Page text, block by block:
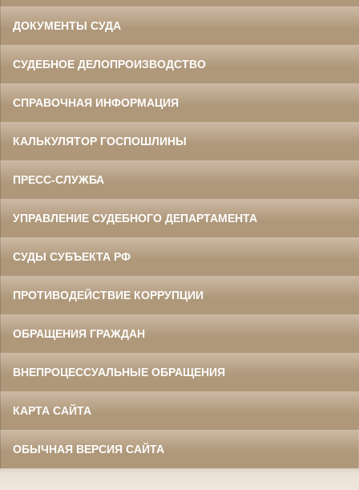
ДОКУМЕНТЫ СУДА
СУДЕБНОЕ ДЕЛОПРОИЗВОДСТВО
СПРАВОЧНАЯ ИНФОРМАЦИЯ
КАЛЬКУЛЯТОР ГОСПОШЛИНЫ
ПРЕСС-СЛУЖБА
УПРАВЛЕНИЕ СУДЕБНОГО ДЕПАРТАМЕНТА
СУДЫ СУБЪЕКТА РФ
ПРОТИВОДЕЙСТВИЕ КОРРУПЦИИ
ОБРАЩЕНИЯ ГРАЖДАН
ВНЕПРОЦЕССУАЛЬНЫЕ ОБРАЩЕНИЯ
КАРТА САЙТА
ОБЫЧНАЯ ВЕРСИЯ САЙТА